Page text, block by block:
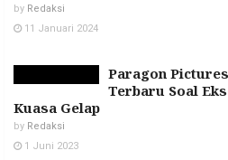
by Redaksi
11 Januari 2024
Paragon
Terbaru Soal
Kuasa Gelap
by Redaksi
1 Juni 2023